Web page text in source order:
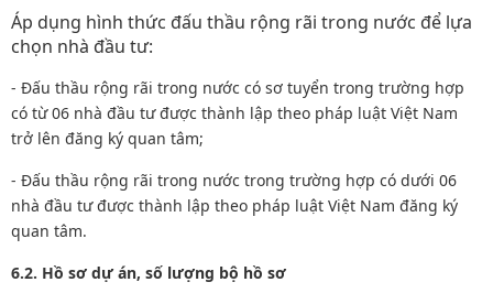
Áp dụng hình thức đấu thầu rộng rãi trong nước để lựa
chọn nhà đầu tư:
- Đấu thầu rộng rãi trong nước có sơ tuyển trong trường hợp
có từ 06 nhà đầu tư được thành lập theo pháp luật Việt Nam
trở lên đăng ký quan tâm;
- Đấu thầu rộng rãi trong nước trong trường hợp có dưới 06
nhà đầu tư được thành lập theo pháp luật Việt Nam đăng ký
quan tâm.
6.2. Hồ sơ dự án, số lượng bộ hồ sơ